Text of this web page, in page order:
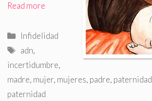
Read more
Categorías
Infidelidad
Etiquetas
adn,
incertidumbre,
madre, mujer, mujeres, padre, paternidad
paternidad